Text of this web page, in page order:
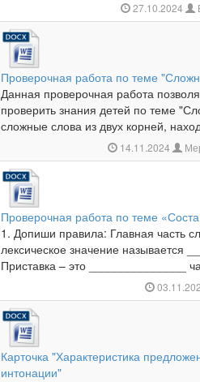
27.10.2024
Проверочная работа по теме
Данная проверочная работа
проверить знания детей по теме
сложные слова из двух корней,
14.11.2024
Проверочная работа по теме
1. Допиши правила: Главная часть
лексическое значение называется
Приставка – это _______________
Карточка "Характеристика
интонации"